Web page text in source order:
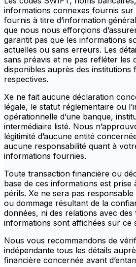
informations connexes fournis sur
fournis à titre d’information
que nous nous efforçions
garantit pas que les informations
actuelles ou sans erreurs. Les
sans préavis et ne pas refléter les
disponibles auprès des institutions
respectives.
Xe ne fait aucune déclaration
légale, le statut réglementaire ou
opérationnelle d’une banque,
intermédiaire listé. Nous
légitimité d’aucune entité
aucune responsabilité quant à
informations fournies.
Toute transaction financière ou
base de ces informations est prise
périls. Xe ne sera pas
ou dommage résultant de la
données, ni des relations avec des
informations sont affichées sur ce
Nous vous recommandons de
indépendante tous les détails
financière concernée avant